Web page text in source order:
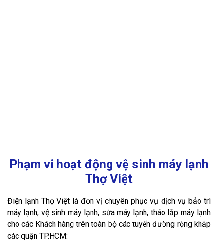
Phạm vi hoạt động vệ sinh máy lạnh
Thợ Việt
Điện lạnh Thợ Việt là đơn vị chuyên phục vụ dịch vụ bảo trì
máy lạnh, vệ sinh máy lạnh, sửa máy lạnh, tháo lắp máy lạnh
cho các Khách hàng trên toàn bộ các tuyến đường rộng khắp
các quận TP.HCM: